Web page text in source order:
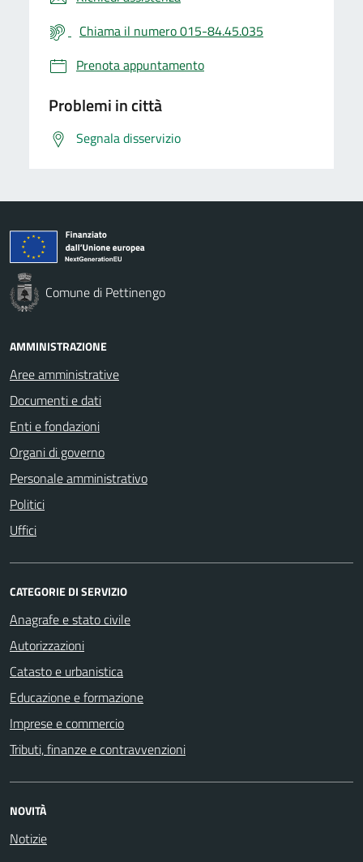
Chiama il numero 015-84.45.035
Prenota appuntamento
Problemi in città
Segnala disservizio
Comune di Pettinengo
AMMINISTRAZIONE
Aree amministrative
Documenti e dati
Enti e fondazioni
Organi di governo
Personale amministrativo
Politici
Uffici
CATEGORIE DI SERVIZIO
Anagrafe e stato civile
Autorizzazioni
Catasto e urbanistica
Educazione e formazione
Imprese e commercio
Tributi, finanze e contravvenzioni
NOVITÀ
Notizie